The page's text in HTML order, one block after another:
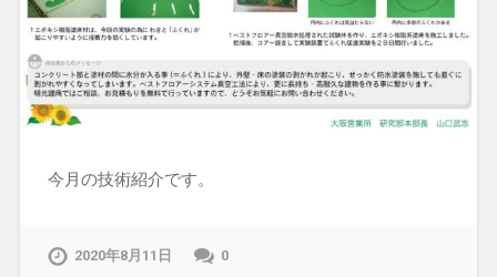
今月の技術紹介です。
2020年8月11日 0